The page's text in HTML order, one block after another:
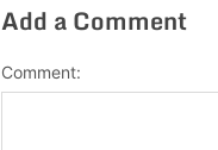
Add a Comment
Comment: